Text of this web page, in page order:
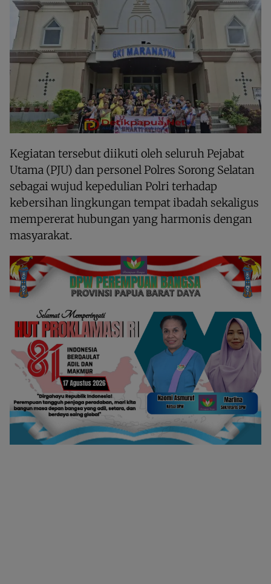
Kegiatan tersebut diikuti oleh seluruh Pejabat
Utama (PJU) dan personel Polres Sorong Selatan
sebagai wujud kepedulian Polri terhadap
kebersihan lingkungan tempat ibadah sekaligus
mempererat hubungan yang harmonis dengan
masyarakat.